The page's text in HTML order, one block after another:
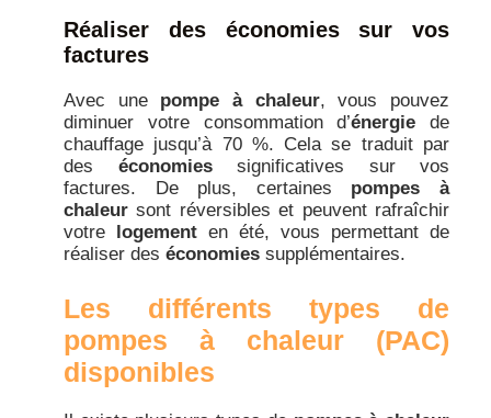
Réaliser des économies sur vos
factures
Avec une pompe à chaleur, vous pouvez
diminuer votre consommation d’énergie de
chauffage jusqu’à 70 %. Cela se traduit par
des économiessignificatives sur vos
factures. De plus, certaines pompes à
chaleur sont réversibles et peuvent rafraîchir
votre logement en été, vous permettant de
réaliser des économies supplémentaires.
Les différents types de
pompes à chaleur (PAC)
disponibles